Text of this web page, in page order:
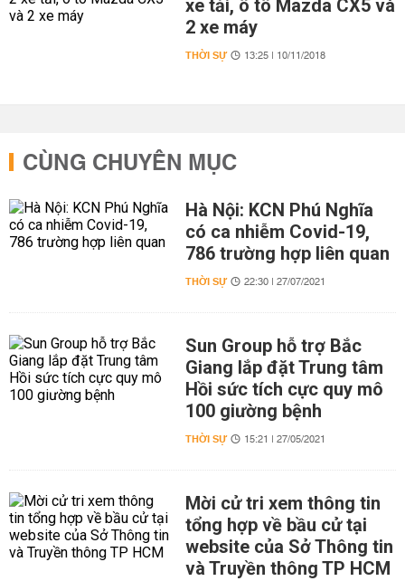
xe tải, ô tô Mazda CX5 và
2 xe máy
THỜI SỰ 13:25 | 10/11/2018
CÙNG CHUYÊN MỤC
Hà Nội: KCN Phú Nghĩa
có ca nhiễm Covid-19,
786 trường hợp liên quan
THỜI SỰ 22:30 | 27/07/2021
Sun Group hỗ trợ Bắc
Giang lắp đặt Trung tâm
Hồi sức tích cực quy mô
100 giường bệnh
THỜI SỰ 15:21 | 27/05/2021
Mời cử tri xem thông tin
tổng hợp về bầu cử tại
website của Sở Thông tin
và Truyền thông TP HCM